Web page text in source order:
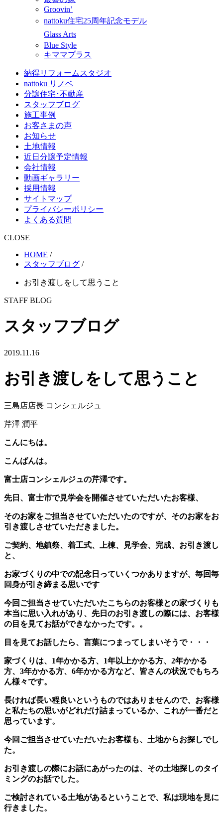
Groovin’
nattoku住宅25周年記念モデル
Glass Arts
Blue Style
キママプラス
納得リフォームスタジオ
nattoku リノベ
分譲住宅･不動産
スタッフブログ
施工事例
お客さまの声
お知らせ
土地情報
近日分譲予定情報
会社情報
動画ギャラリー
採用情報
サイトマップ
プライバシーポリシー
よくある質問
CLOSE
HOME /
スタッフブログ /
お引き渡しをして思うこと
STAFF BLOG
スタッフブログ
2019.11.16
お引き渡しをして思うこと
三島店店長 コンシェルジュ
芹澤 潤平
こんにちは。
こんばんは。
富士店コンシェルジュの芹澤です。
先日、富士市で見学会を開催させていただいたお客様、
そのお家をご担当させていただいたのですが、そのお家をお
引き渡しさせていただきました。
ご契約、地鎮祭、着工式、上棟、見学会、完成、お引き渡し
と、
お家づくりの中での記念日っていくつかありますが、毎回毎
回身が引き締まる思いです
今回ご担当させていただいたこちらのお客様との家づくりも
本当に思い入れがあり、先日のお引き渡しの際には、お客様
の目を見てお話ができなかったです。。
目を見てお話したら、言葉につまってしまいそうで・・・
家づくりは、1年かかる方、1年以上かかる方、2年かかる
方、3年かかる方、6年かかる方など、皆さんの状況でもちろ
ん様々です。
長ければ長い程良いというものではありませんので、お客様
と私たちの思いがどれだけ詰まっているか、これが一番だと
思っています。
今回ご担当させていただいたお客様も、土地からお探しでし
た。
お引き渡しの際にお話にあがったのは、その土地探しのタイ
ミングのお話でした。
ご検討されている土地があるということで、私は現地を見に
行きました。